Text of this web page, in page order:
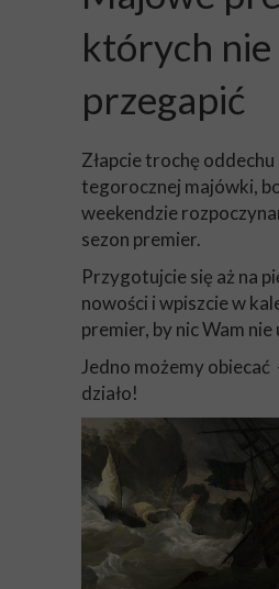
których nie
przegapić
Złapcie trochę oddechu
tegorocznej majówki,
weekendzie
sezon premier.
Przygotujcie się aż na
nowości i wpiszcie w
premier, by nic Wam nie
Jedno możemy obiecać
działo!